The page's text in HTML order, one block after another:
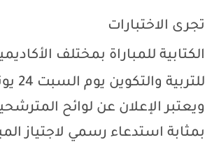
تجرى الاختبارات
الكتابية للمباراة بمختلف
للتربية والتكوين
ويعتبر الإعلان عن لوائح
بمثابة استدعاء رسمي لاجتياز